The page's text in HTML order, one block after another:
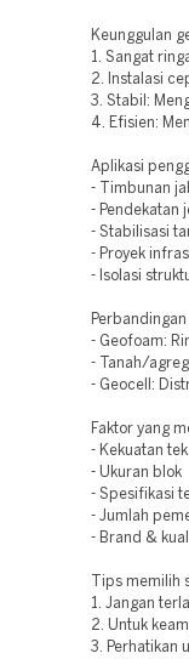
Keunggulan
1. Sangat
2. Instalasi
3. Stabil:
4. Efisien:
Aplikasi
- Timbunan
- Pendekatan
- Stabilisasi
- Proyek
- Isolasi
- Geofoam:
- Tanah/
- Geocell:
Faktor yang
- Kekuatan
- Ukuran blok
- Spesifikasi
- Jumlah
- Brand &
Tips memilih
1. Jangan
2. Untuk
3. Perhatikan